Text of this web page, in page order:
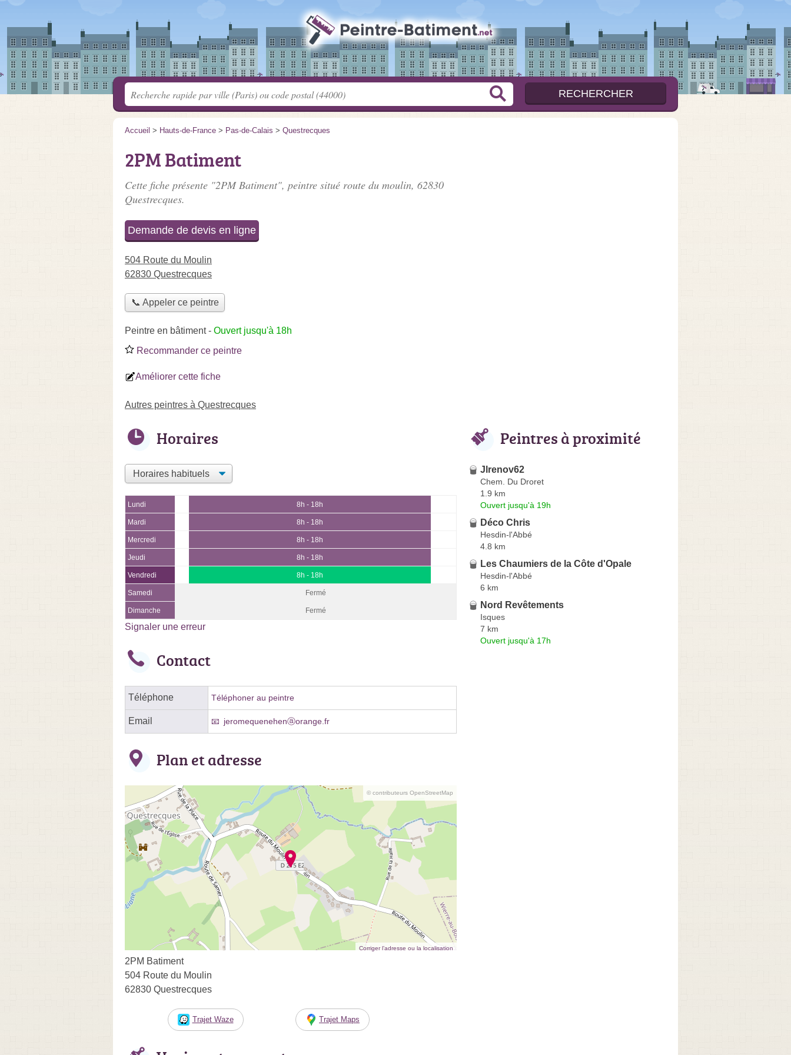
Accueil > Hauts-de-France > Pas-de-Calais > Questrecques
2PM Batiment
Cette fiche présente "2PM Batiment", peintre situé route du moulin, 62830
Questrecques.
Demande de devis en ligne
504 Route du Moulin
62830 Questrecques
📞 Appeler ce peintre
Peintre en bâtiment- Ouvert jusqu'à 18h
Recommander ce peintre
Améliorer cette fiche
Autres peintres à Questrecques
Horaires
Lundi 8h - 18h
Mardi 8h - 18h
Mercredi 8h - 18h
Jeudi 8h - 18h
Vendredi 8h - 18h
Samedi Fermé
Dimanche Fermé
Signaler une erreur
Contact
Téléphone Téléphoner au peintre
Email jeromequenehenⓐorange.fr
Plan et adresse
© contributeurs OpenStreetMap
Corriger l’adresse ou la localisation
2PM Batiment
504 Route du Moulin
62830 Questrecques
Trajet Waze Trajet Maps
Peintres à proximité
Jlrenov62
Chem. Du Droret
1.9 km
Ouvert jusqu'à 19h
Déco Chris
Hesdin-l'Abbé
4.8 km
Les Chaumiers de la Côte d'Opale
Hesdin-l'Abbé
6 km
Nord Revêtements
Isques
7 km
Ouvert jusqu'à 17h